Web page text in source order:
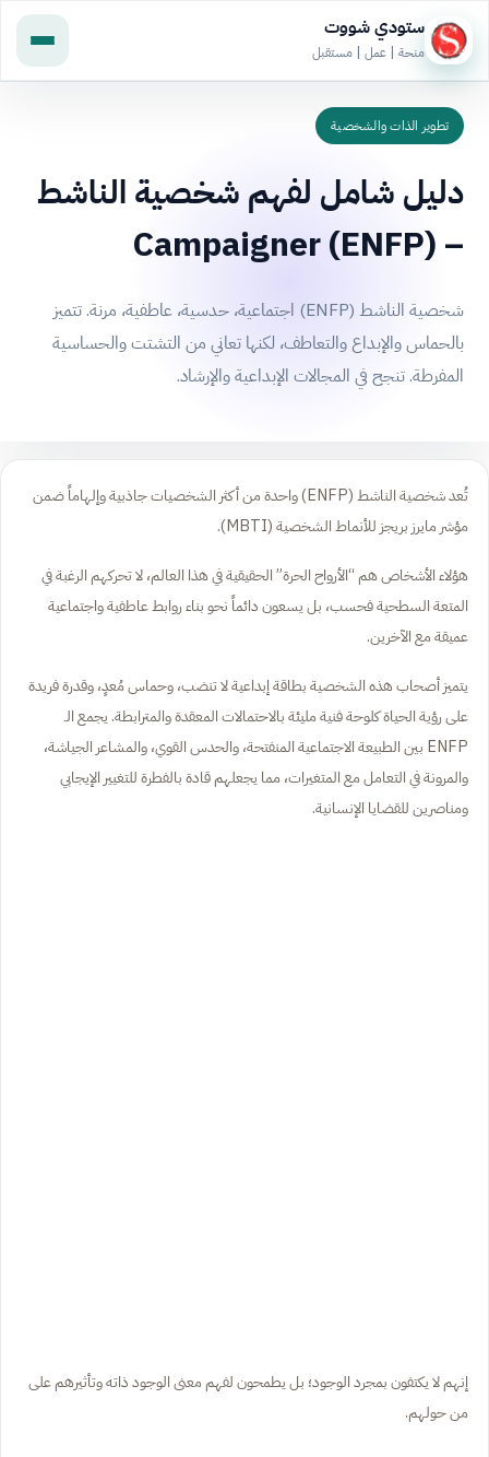
ستودي شووت
منحة | عمل | مستقبل
تطوير الذات والشخصية
دليل شامل لفهم شخصية الناشط
– Campaigner (ENFP)
شخصية الناشط (ENFP) اجتماعية، حدسية، عاطفية، مرنة. تتميز
بالحماس والإبداع والتعاطف، لكنها تعاني من التشتت والحساسية
المفرطة. تنجح في المجالات الإبداعية والإرشاد.
تُعد شخصية الناشط (ENFP) واحدة من أكثر الشخصيات جاذبية وإلهاماً ضمن
مؤشر مايرز بريجز للأنماط الشخصية (MBTI).
هؤلاء الأشخاص هم “الأرواح الحرة” الحقيقية في هذا العالم، لا تحركهم الرغبة في
المتعة السطحية فحسب، بل يسعون دائماً نحو بناء روابط عاطفية واجتماعية
عميقة مع الآخرين.
يتميز أصحاب هذه الشخصية بطاقة إبداعية لا تنضب، وحماس مُعدٍ، وقدرة فريدة
على رؤية الحياة كلوحة فنية مليئة بالاحتمالات المعقدة والمترابطة. يجمع الـ
ENFP بين الطبيعة الاجتماعية المنفتحة، والحدس القوي، والمشاعر الجياشة،
والمرونة في التعامل مع المتغيرات، مما يجعلهم قادة بالفطرة للتغيير الإيجابي
ومناصرين للقضايا الإنسانية.
إنهم لا يكتفون بمجرد الوجود؛ بل يطمحون لفهم معنى الوجود ذاته وتأثيرهم على
من حولهم.